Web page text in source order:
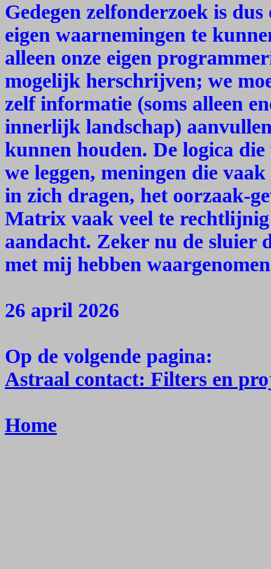
Gedegen zelfonderzoek is
eigen waarnemingen te
alleen onze eigen
mogelijk herschrijven; we
zelf informatie (soms alleen
innerlijk landschap)
kunnen houden. De logica
we leggen, meningen die
in zich dragen, het oorzaak-
Matrix vaak veel te
aandacht. Zeker nu de sluier
met mij hebben
26 april 2026
Op de volgende pagina:
Astraal contact: Filters en
Home